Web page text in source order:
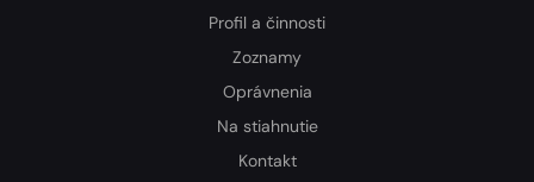
Profil a činnosti
Zoznamy
Oprávnenia
Na stiahnutie
Kontakt